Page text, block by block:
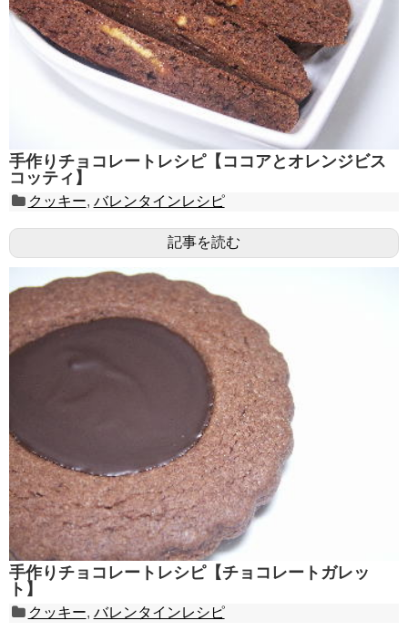
手作りチョコレートレシピ【ココアとオレンジビス
コッティ】
クッキー, バレンタインレシピ
記事を読む
手作りチョコレートレシピ【チョコレートガレッ
ト】
クッキー, バレンタインレシピ